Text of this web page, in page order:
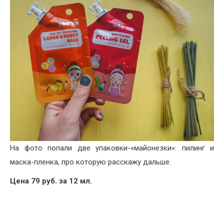
На фото попали две упаковки-«майонезки»: пилинг и
маска-пленка, про которую расскажу дальше.
Цена 79 руб. за 12 мл.